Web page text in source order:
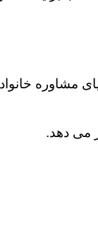
مشاوره
می دهد.